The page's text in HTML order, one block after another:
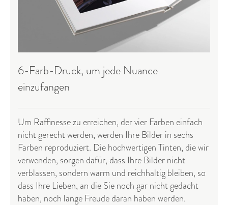
6-Farb-Druck, um jede Nuance
einzufangen
Um Raffinesse zu erreichen, der vier Farben einfach
nicht gerecht werden, werden Ihre Bilder in sechs
Farben reproduziert. Die hochwertigen Tinten, die wir
verwenden, sorgen dafür, dass Ihre Bilder nicht
verblassen, sondern warm und reichhaltig bleiben, so
dass Ihre Lieben, an die Sie noch gar nicht gedacht
haben, noch lange Freude daran haben werden.